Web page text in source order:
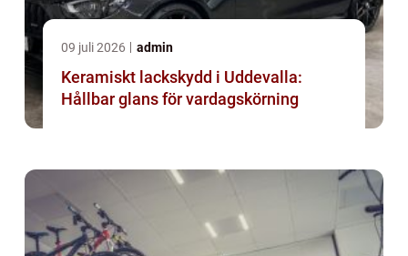
09 juli 2026 admin
Keramiskt lackskydd i Uddevalla:
Hållbar glans för vardagskörning